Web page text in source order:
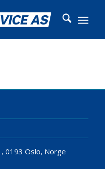
0193 Oslo, Norge